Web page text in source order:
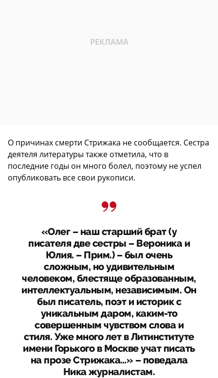
О причинах смерти Стрижака не сообщается. Сестра
деятеля литературы также отметила, что в
последние годы он много болел, поэтому не успел
опубликовать все свои рукописи.
«Олег – наш старший брат (у
писателя две сестры – Вероника и
Юлия. – Прим.) – был очень
сложным, но удивительным
человеком, блестяще образованным,
интеллектуальным, независимым. Он
был писатель, поэт и историк с
уникальным даром, каким-то
совершенным чувством слова и
стиля. Уже много лет в Литинституте
имени Горького в Москве учат писать
на прозе Стрижака…» – поведала
Ника журналистам.